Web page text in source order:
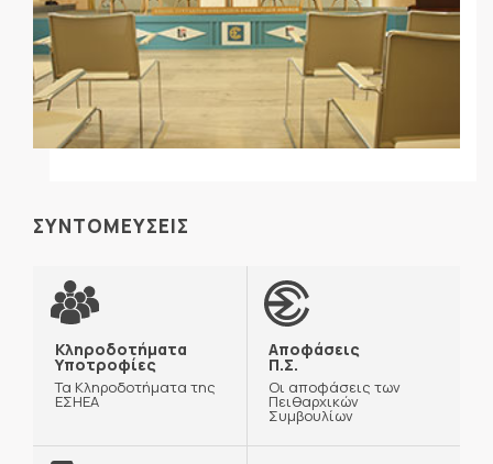
ΣΥΝΤΟΜΕΥΣΕΙΣ
Κληροδοτήματα
Υποτροφίες
Τα Κληροδοτήματα της
ΕΣΗΕΑ
Αποφάσεις
Π.Σ.
Οι αποφάσεις των
Πειθαρχικών
Συμβουλίων